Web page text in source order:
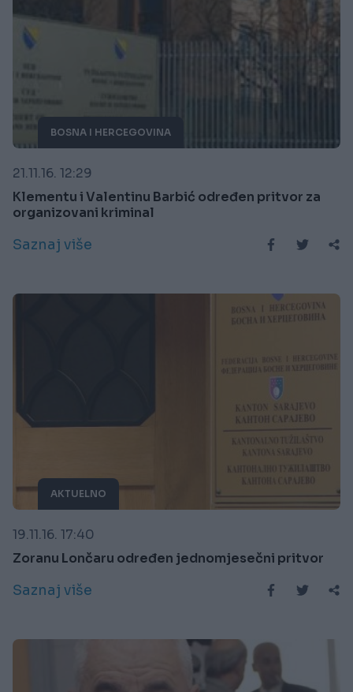
BOSNA I HERCEGOVINA
21.11.16. 12:29
Klementu i Valentinu Barbić određen pritvor za
organizovani kriminal
Saznaj više
AKTUELNO
19.11.16. 17:40
Zoranu Lončaru određen jednomjesečni pritvor
Saznaj više